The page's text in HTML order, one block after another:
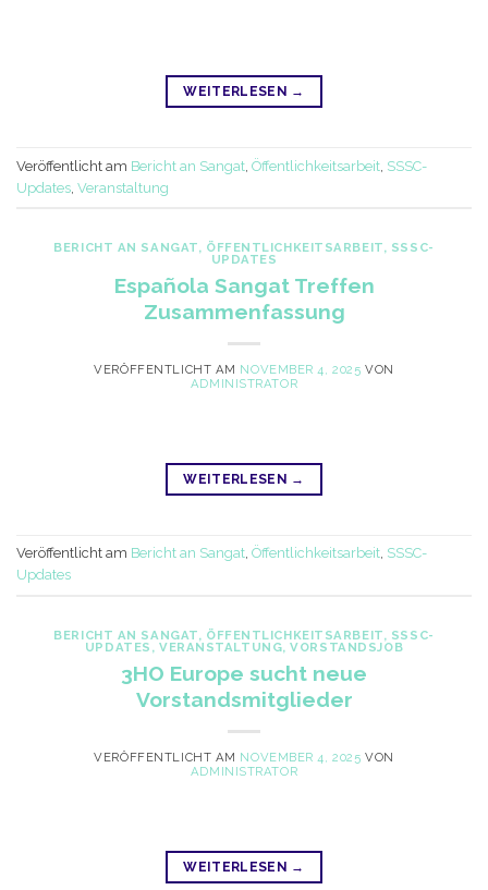
WEITERLESEN →
Veröffentlicht am Bericht an Sangat Öffentlichkeitsarbeit SSSC-
Updates Veranstaltung
BERICHT AN SANGAT, ÖFFENTLICHKEITSARBEIT, SSSC-
UPDATES
Española Sangat Treffen
Zusammenfassung
VERÖFFENTLICHT AM NOVEMBER 4, 2025 VON
ADMINISTRATOR
WEITERLESEN →
Veröffentlicht am Bericht an Sangat, Öffentlichkeitsarbeit, SSSC-
Updates
BERICHT AN SANGAT, ÖFFENTLICHKEITSARBEIT, SSSC-
UPDATES , VERANSTALTUNG,VORSTANDSJOB
3HO Europe sucht neue
Vorstandsmitglieder
VERÖFFENTLICHT AM NOVEMBER 4, 2025 VON
ADMINISTRATOR
WEITERLESEN →